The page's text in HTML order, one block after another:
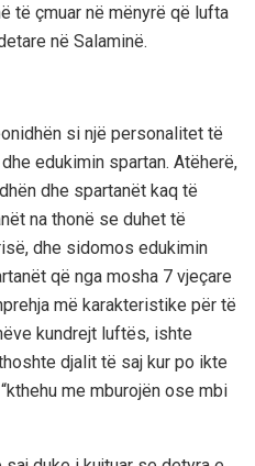
të çmuar në mënyrë që lufta
në Salaminë.
si një personalitet të
edukimin spartan. Atëherë,
dhe spartanët kaq të
na thonë se duhet të
dhe sidomos edukimin
që nga mosha 7 vjeçare
më karakteristike për të
kundrejt luftës, ishte
djalit të saj kur po ikte
me mburojën ose mbi